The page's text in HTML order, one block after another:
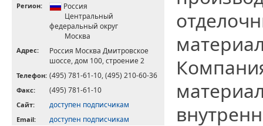
Регион:
Россия
Центральный
федеральный округ
Москва
Адрес:
Россия Москва Дмитровское
шоссе, дом 100, строение 2
Телефон: (495) 781-61-10, (495) 210-60-36
Факс: (495) 781-61-10
Cайт: доступен подписчикам
Email: доступен подписчикам